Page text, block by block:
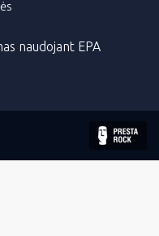
naudojant EPA